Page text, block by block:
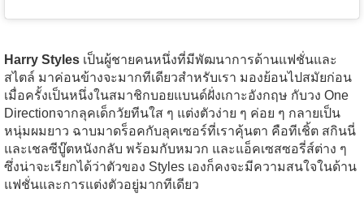
Harry Styles เป็นผู้ชายคนหนึ่งที่มีพัฒนาการด้านแฟชั่นและ
สไตล์ มาค่อนข้างจะมากทีเดียวสำหรับเรา มองย้อนไปสมัยก่อน
เมื่อครั้งเป็นหนึ่งในสมาชิกบอยแบนด์ฝั่งเกาะอังกฤษ กับวง One
Directionจากลุคเด็กวัยทีนใส ๆ แต่งตัวง่าย ๆ ค่อย ๆ กลายเป็น
หนุ่มผมยาว ฉาบมาดร็อคกับลุคเซอร์ที่เราคุ้นตา คือทีเชิ้ต สกินนี่
และเชลซีบู๊ตหนังกลับ พร้อมกับหมวก และแอ็คเซสซอรี่ส์ต่าง ๆ
ซึ่งน่าจะเรียกได้ว่าตัวของ Styles เองก็คงจะมีความสนใจในด้าน
แฟชั่นและการแต่งตัวอยู่มากทีเดียว